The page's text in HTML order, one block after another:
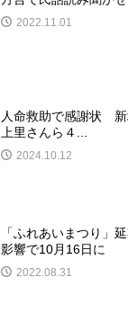
2022.11.01
人命救助で感謝状
上里さんら４...
2024.10.12
「ふれあいまつり」
影響で10月16日に
2022.08.31